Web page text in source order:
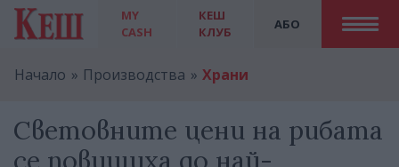
MY
CASH
АБО
КЕШ
КЛУБ
Начало Производства Храни
Световните цени на рибата
се повишиха до най-